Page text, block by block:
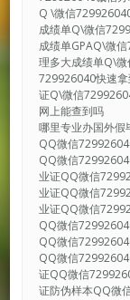
Q \微信
成绩单Q\微信
成绩单GPAQ\微
理多大成绩单Q\
729926040快速
证Q\微信
网上能查到吗
哪里专业办国外
QQ微信
QQ微信
业证QQ微信
业证QQ微信
业证QQ微信
QQ微信
QQ微信
QQ微信
证QQ微信
证防伪样本QQ微